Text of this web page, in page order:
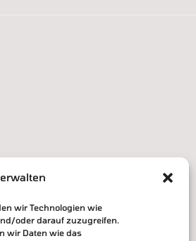
wir Technologien wie
oder darauf zuzugreifen.
wir Daten wie das